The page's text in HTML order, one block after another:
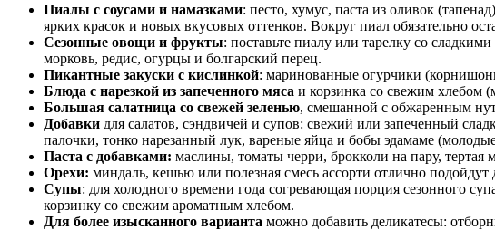
Пиалы с соусами и намазками: песто, хумус, паста из оливок
ярких красок и новых вкусовых оттенков. Вокруг пиал обязательно
Сезонные овощи и фрукты: поставьте пиалу или тарелку со
морковь, редис, огурцы и болгарский перец.
Пикантные закуски с кислинкой: маринованные огурчики
Блюда с нарезкой из запеченного мяса и корзинка со свежим хлебом
Большая салатница со свежей зеленью, смешанной с обжаренным
Добавки для салатов, сэндвичей и супов: свежий или запеченный
палочки, тонко нарезанный лук, вареные яйца и бобы эдамаме
Паста с добавками: маслины, томаты черри, брокколи на пару, тертая
Орехи: миндаль, кешью или полезная смесь ассорти отлично подойдут
Супы: для холодного времени года согревающая порция сезонного
корзинку со свежим ароматным хлебом.
Для более изысканного варианта можно добавить деликатесы: